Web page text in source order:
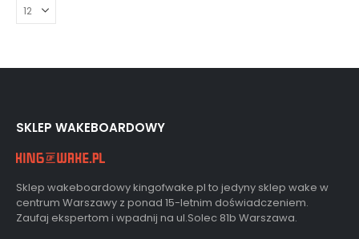
SKLEP WAKEBOARDOWY
Sklep wakeboardowy kingofwake.pl to jedyny sklep wake w
centrum Warszawy z ponad 15-letnim doświadczeniem.
Zaufaj ekspertom i wpadnij na ul.Solec 81b Warszawa.